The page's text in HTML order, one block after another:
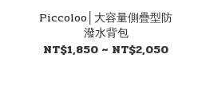
Piccoloo│大容量側疊型防
潑水背包
NT$1,850 ~ NT$2,050